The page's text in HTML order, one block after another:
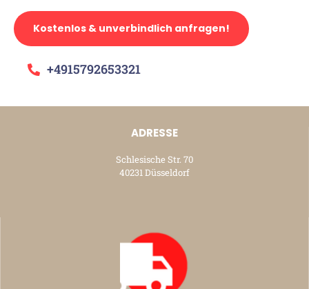
Kostenlos & unverbindlich anfragen!
+4915792653321
ADRESSE
Schlesische Str. 70
40231 Düsseldorf